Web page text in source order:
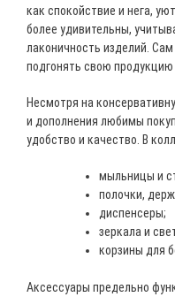
как спокойствие и нега,
более удивительны,
лаконичность изделий.
подгонять свою
Несмотря на
и дополнения любимы
удобство и качество. В
мыльницы и
полочки,
диспенсеры;
зеркала и
корзины для
Аксессуары предельно